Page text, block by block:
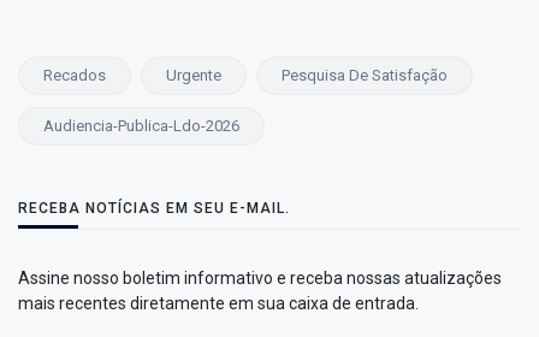
Recados Urgente Pesquisa De Satisfação
Audiencia-Publica-Ldo-2026
RECEBA NOTÍCIAS EM SEU E-MAIL.
Assine nosso boletim informativo e receba nossas atualizações
mais recentes diretamente em sua caixa de entrada.